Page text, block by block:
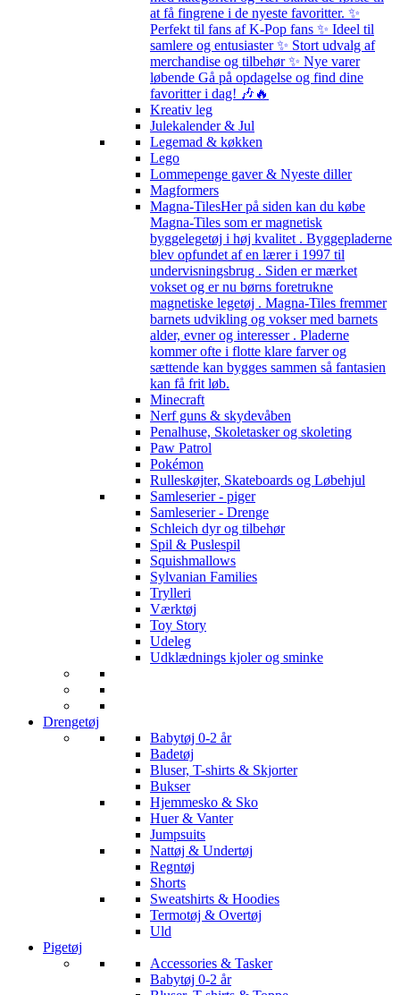
at få fingrene i de nyeste favoritter. ✨
Perfekt til fans af K-Pop fans ✨ Ideel til
samlere og entusiaster ✨ Stort udvalg af
merchandise og tilbehør ✨ Nye varer
løbende Gå på opdagelse og find dine
favoritter i dag! 🎶🔥
Kreativ leg
Julekalender & Jul
Legemad & køkken
Lego
Lommepenge gaver & Nyeste diller
Magformers
Magna-TilesHer på siden kan du købe
Magna-Tiles som er magnetisk
byggelegetøj i høj kvalitet . Byggepladerne
blev opfundet af en lærer i 1997 til
undervisningsbrug . Siden er mærket
vokset og er nu børns foretrukne
magnetiske legetøj . Magna-Tiles fremmer
barnets udvikling og vokser med barnets
alder, evner og interesser . Pladerne
kommer ofte i flotte klare farver og
sættende kan bygges sammen så fantasien
kan få frit løb.
Minecraft
Nerf guns & skydevåben
Penalhuse, Skoletasker og skoleting
Paw Patrol
Pokémon
Rulleskøjter, Skateboards og Løbehjul
Samleserier - piger
Samleserier - Drenge
Schleich dyr og tilbehør
Spil & Puslespil
Squishmallows
Sylvanian Families
Trylleri
Værktøj
Toy Story
Udeleg
Udklædnings kjoler og sminke
Drengetøj
Babytøj 0-2 år
Badetøj
Bluser, T-shirts & Skjorter
Bukser
Hjemmesko & Sko
Huer & Vanter
Jumpsuits
Nattøj & Undertøj
Regntøj
Shorts
Sweatshirts & Hoodies
Termotøj & Overtøj
Uld
Pigetøj
Accessories & Tasker
Babytøj 0-2 år